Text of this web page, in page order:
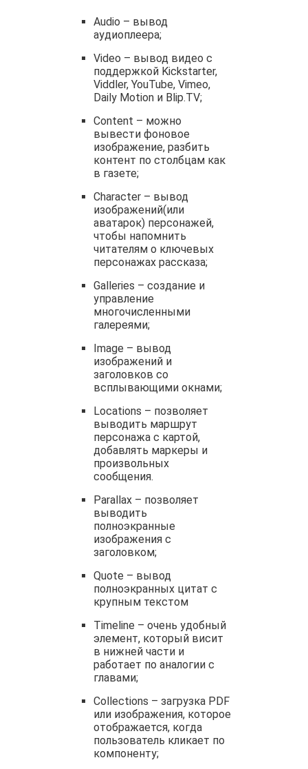
Audio – вывод
аудиоплеера;
Video – вывод видео с
поддержкой Kickstarter,
Viddler, YouTube, Vimeo,
Daily Motion и Blip.TV;
Content – можно
вывести фоновое
изображение, разбить
контент по столбцам как
в газете;
Character – вывод
изображений(или
аватарок) персонажей,
чтобы напомнить
читателям о ключевых
персонажах рассказа;
Galleries – создание и
управление
многочисленными
галереями;
Image – вывод
изображений и
заголовков со
всплывающими окнами;
Locations – позволяет
выводить маршрут
персонажа с картой,
добавлять маркеры и
произвольных
сообщения.
Parallax – позволяет
выводить
полноэкранные
изображения с
заголовком;
Quote – вывод
полноэкранных цитат с
крупным текстом
Timeline – очень удобный
элемент, который висит
в нижней части и
работает по аналогии с
главами;
Collections – загрузка PDF
или изображения, которое
отображается, когда
пользователь кликает по
компоненту;